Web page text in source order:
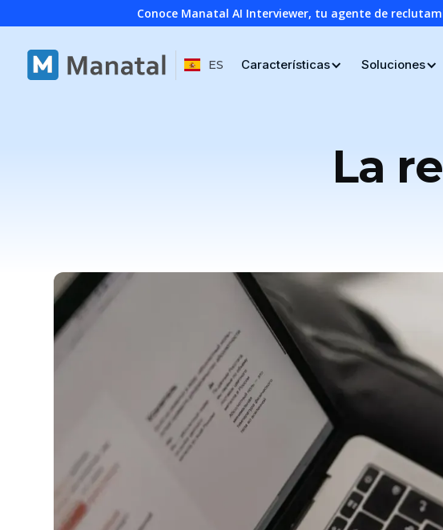
Conoce Manatal AI Interviewer, tu agente de
ES Características Soluciones
La